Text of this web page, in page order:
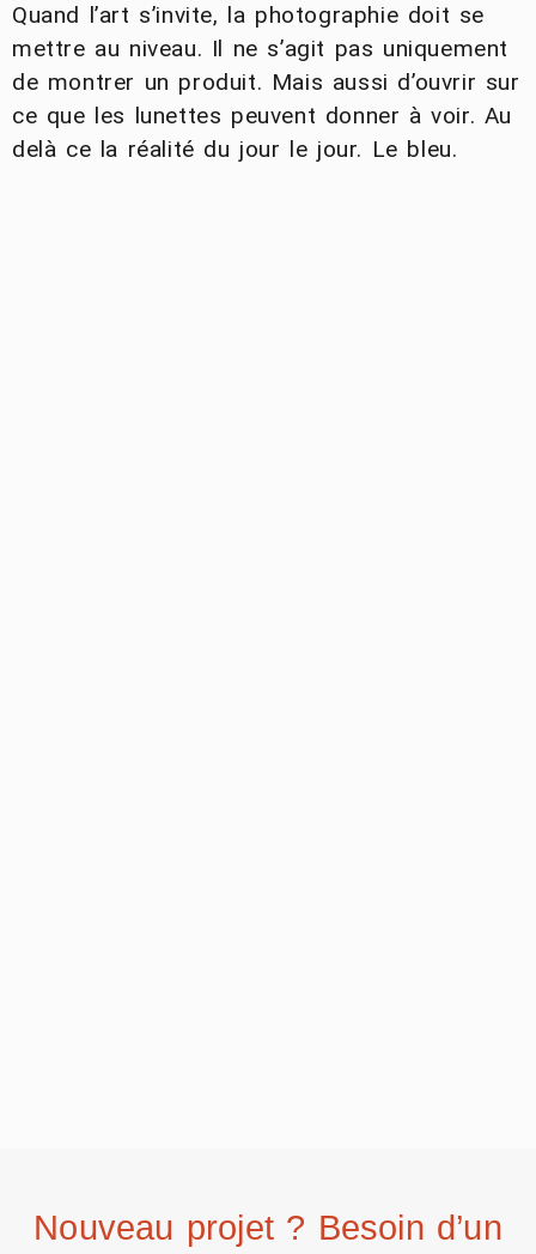
Quand l’art s’invite, la photographie doit se
mettre au niveau. Il ne s’agit pas uniquement
de montrer un produit. Mais aussi d’ouvrir sur
ce que les lunettes peuvent donner à voir. Au
delà ce la réalité du jour le jour. Le bleu.
Nouveau projet ? Besoin d’un